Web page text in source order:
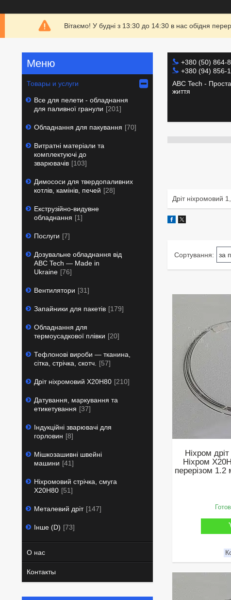
Вітаємо! У будні з 13:30 до 14:30 в нас обідня
+380 (50) 864-
+380 (94) 856-
ABC Tech - Проста
життя
Дріт ніхромовий
Ніхром
Ніхром
перерізом 1.2
Товары и услуги
Все для пелети - обладнання
для паливної гранули
201
Обладнання для пакування 70
Витратні матеріали та
комплектуючі до
зварювачів
103
Димососи для твердопаливних
котлів, камінів, печей
28
Екструзійно-видувне
обладнання
1
Послуги 7
Дозувальне обладнання від
ABC Tech — Made in
Ukraine 76
Вентилятори 31
Запайники для пакетів 179
Обладнання для
термоусадкової плівки
20
Тефлонові вироби — тканина,
сітка, стрічка, скотч.
57
Дріт ніхромовий Х20Н80 210
Датування, маркування та
етикетування
37
Індукційні зварювачі для
горловин
8
Мішкозашивні швейні
машини
41
Ніхромовий стрічка, смуга
Х20Н80
51
Металевий дріт 147
Інше (D) 73
О нас
Контакты